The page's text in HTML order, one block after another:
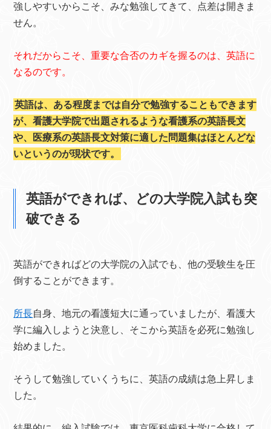
強しやすいからこそ、みな勉強してきて、点差は開きま
せん。
それだからこそ、重要な合否のカギを握るのは、英語に
なるのです。
英語は、ある程度までは自分で勉強することもできます
が、看護大学院で出題されるような看護系の英語長文
や、医療系の英語長文対策に適した問題集はほとんどな
いというのが現状です。
英語ができれば、どの大学院入試も突
破できる
英語ができればどの大学院の入試でも、他の受験生を圧
倒することができます。
所長自身、地元の看護短大に通っていましたが、看護大
学に編入しようと決意し、そこから英語を必死に勉強し
始めました。
そうして勉強していくうちに、英語の成績は急上昇しま
した。